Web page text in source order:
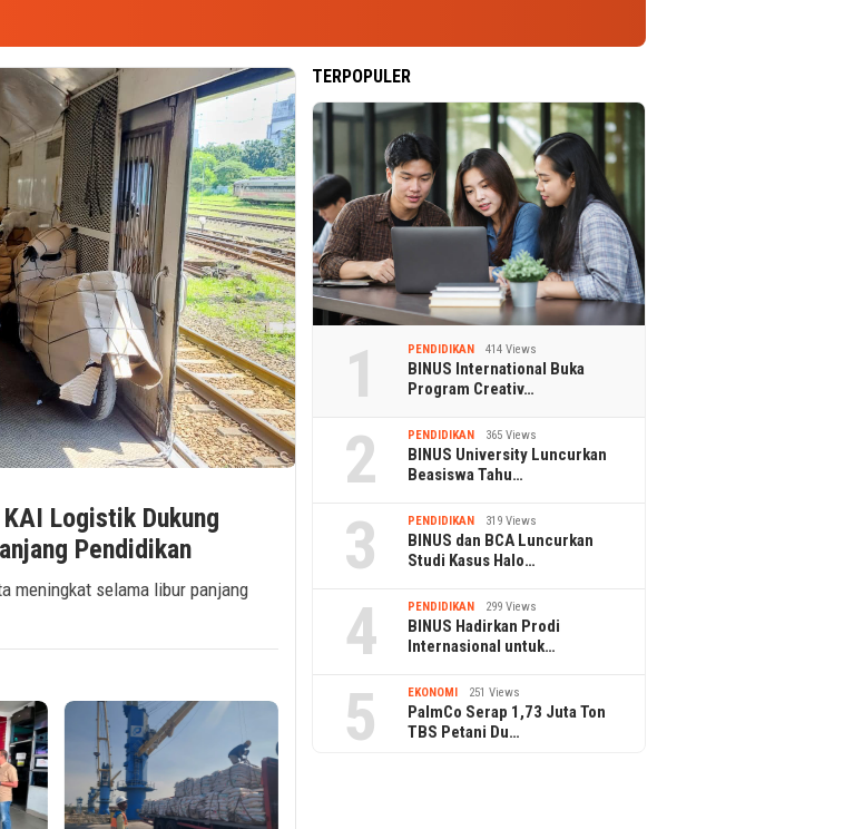
Logistik Dukung
Pendidikan
meningkat selama libur panjang
TERPOPULER
1 PENDIDIKAN 414 Views
BINUS International Buka
Program Creativ…
2 PENDIDIKAN 365 Views
BINUS University Luncurkan
Beasiswa Tahu…
3 PENDIDIKAN 319 Views
BINUS dan BCA Luncurkan
Studi Kasus Halo…
4 PENDIDIKAN 299 Views
BINUS Hadirkan Prodi
Internasional untuk…
5 EKONOMI 251 Views
PalmCo Serap 1,73 Juta Ton
TBS Petani Du…